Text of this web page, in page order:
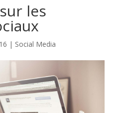
les
| Social Media